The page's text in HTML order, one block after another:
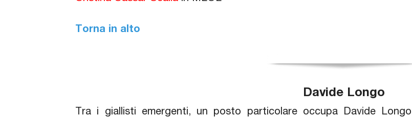
Torna in alto
Davide Longo
Tra i giallisti emergenti, un posto particolare occupa Davide